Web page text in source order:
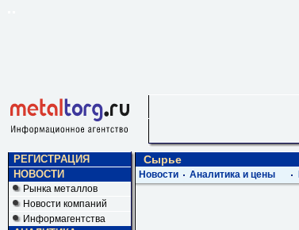
РЕГИСТРАЦИЯ
НОВОСТИ
Рынка металлов
Новости компаний
Информагентства
Сырье
Новости Аналитика и цены